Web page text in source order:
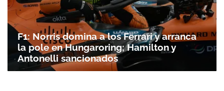
F1: Norris domina a los Ferrari y arranca
la pole en Hungaroring; Hamilton y
Antonelli sancionados